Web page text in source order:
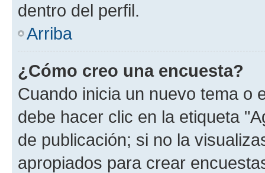
dentro del perfil.
Arriba
¿Cómo creo una encuesta?
Cuando inicia un nuevo tema o
debe hacer clic en la etiqueta
de publicación; si no la
apropiados para crear